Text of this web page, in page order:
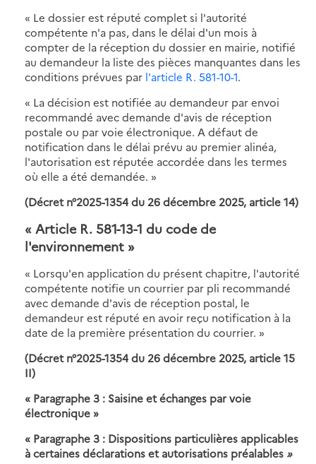
« Le dossier est réputé complet si l'autorité
compétente n'a pas, dans le délai d'un mois à
compter de la réception du dossier en mairie, notifié
au demandeur la liste des pièces manquantes dans les
conditions prévues par l'article R. 581-10-1.
« La décision est notifiée au demandeur par envoi
recommandé avec demande d'avis de réception
postale ou par voie électronique. A défaut de
notification dans le délai prévu au premier alinéa,
l'autorisation est réputée accordée dans les termes
où elle a été demandée. »
(Décret n°2025-1354 du 26 décembre 2025, article 14)
« Article R. 581-13-1 du code de
l'environnement »
« Lorsqu'en application du présent chapitre, l'autorité
compétente notifie un courrier par pli recommandé
avec demande d'avis de réception postal, le
demandeur est réputé en avoir reçu notification à la
date de la première présentation du courrier. »
(Décret n°2025-1354 du 26 décembre 2025, article 15
II)
« Paragraphe 3 : Saisine et échanges par voie
électronique »
« Paragraphe 3 : Dispositions particulières applicables
à certaines déclarations et autorisations préalables »